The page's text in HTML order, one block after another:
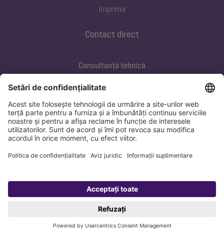
Contact direct
Consultanță tehnică
+40 733 105 062
marius.banica@kessel.de
Imprima
Copyright 1998-2026 KESSEL SE + Co. KG, Bahnhofstraße 31, 85101 Lenting,
Protecția datelor Imprima